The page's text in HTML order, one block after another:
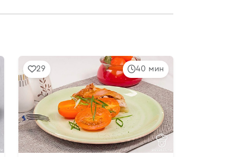
40 мин
29